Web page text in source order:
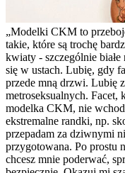
„Modelki CKM to
takie, które są trochę
kwiaty - szczególnie
się w ustach. Lubię, gdy
przede mną drzwi. Lubię
metroseksualnych. Facet,
modelka CKM, nie
ekstremalne randki, np.
przepadam za dziwnymi
przygotowana. Po prostu
chcesz mnie poderwać,